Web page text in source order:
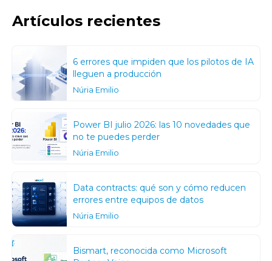
Artículos recientes
6 errores que impiden que los pilotos de IA
lleguen a producción
Núria Emilio
Power BI julio 2026: las 10 novedades que
no te puedes perder
Núria Emilio
Data contracts: qué son y cómo reducen
errores entre equipos de datos
Núria Emilio
Bismart, reconocida como Microsoft